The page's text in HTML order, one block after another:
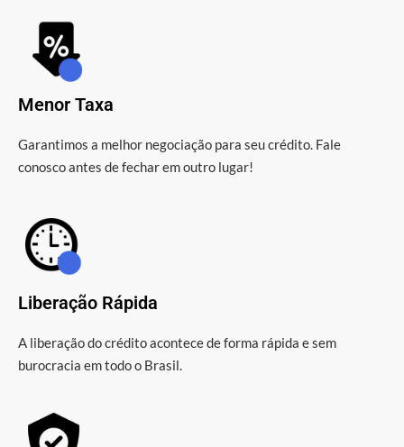
Menor Taxa
Garantimos a melhor negociação para seu crédito. Fale
conosco antes de fechar em outro lugar!
Liberação Rápida
A liberação do crédito acontece de forma rápida e sem
burocracia em todo o Brasil.